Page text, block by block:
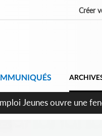
Créer
obtiennent un